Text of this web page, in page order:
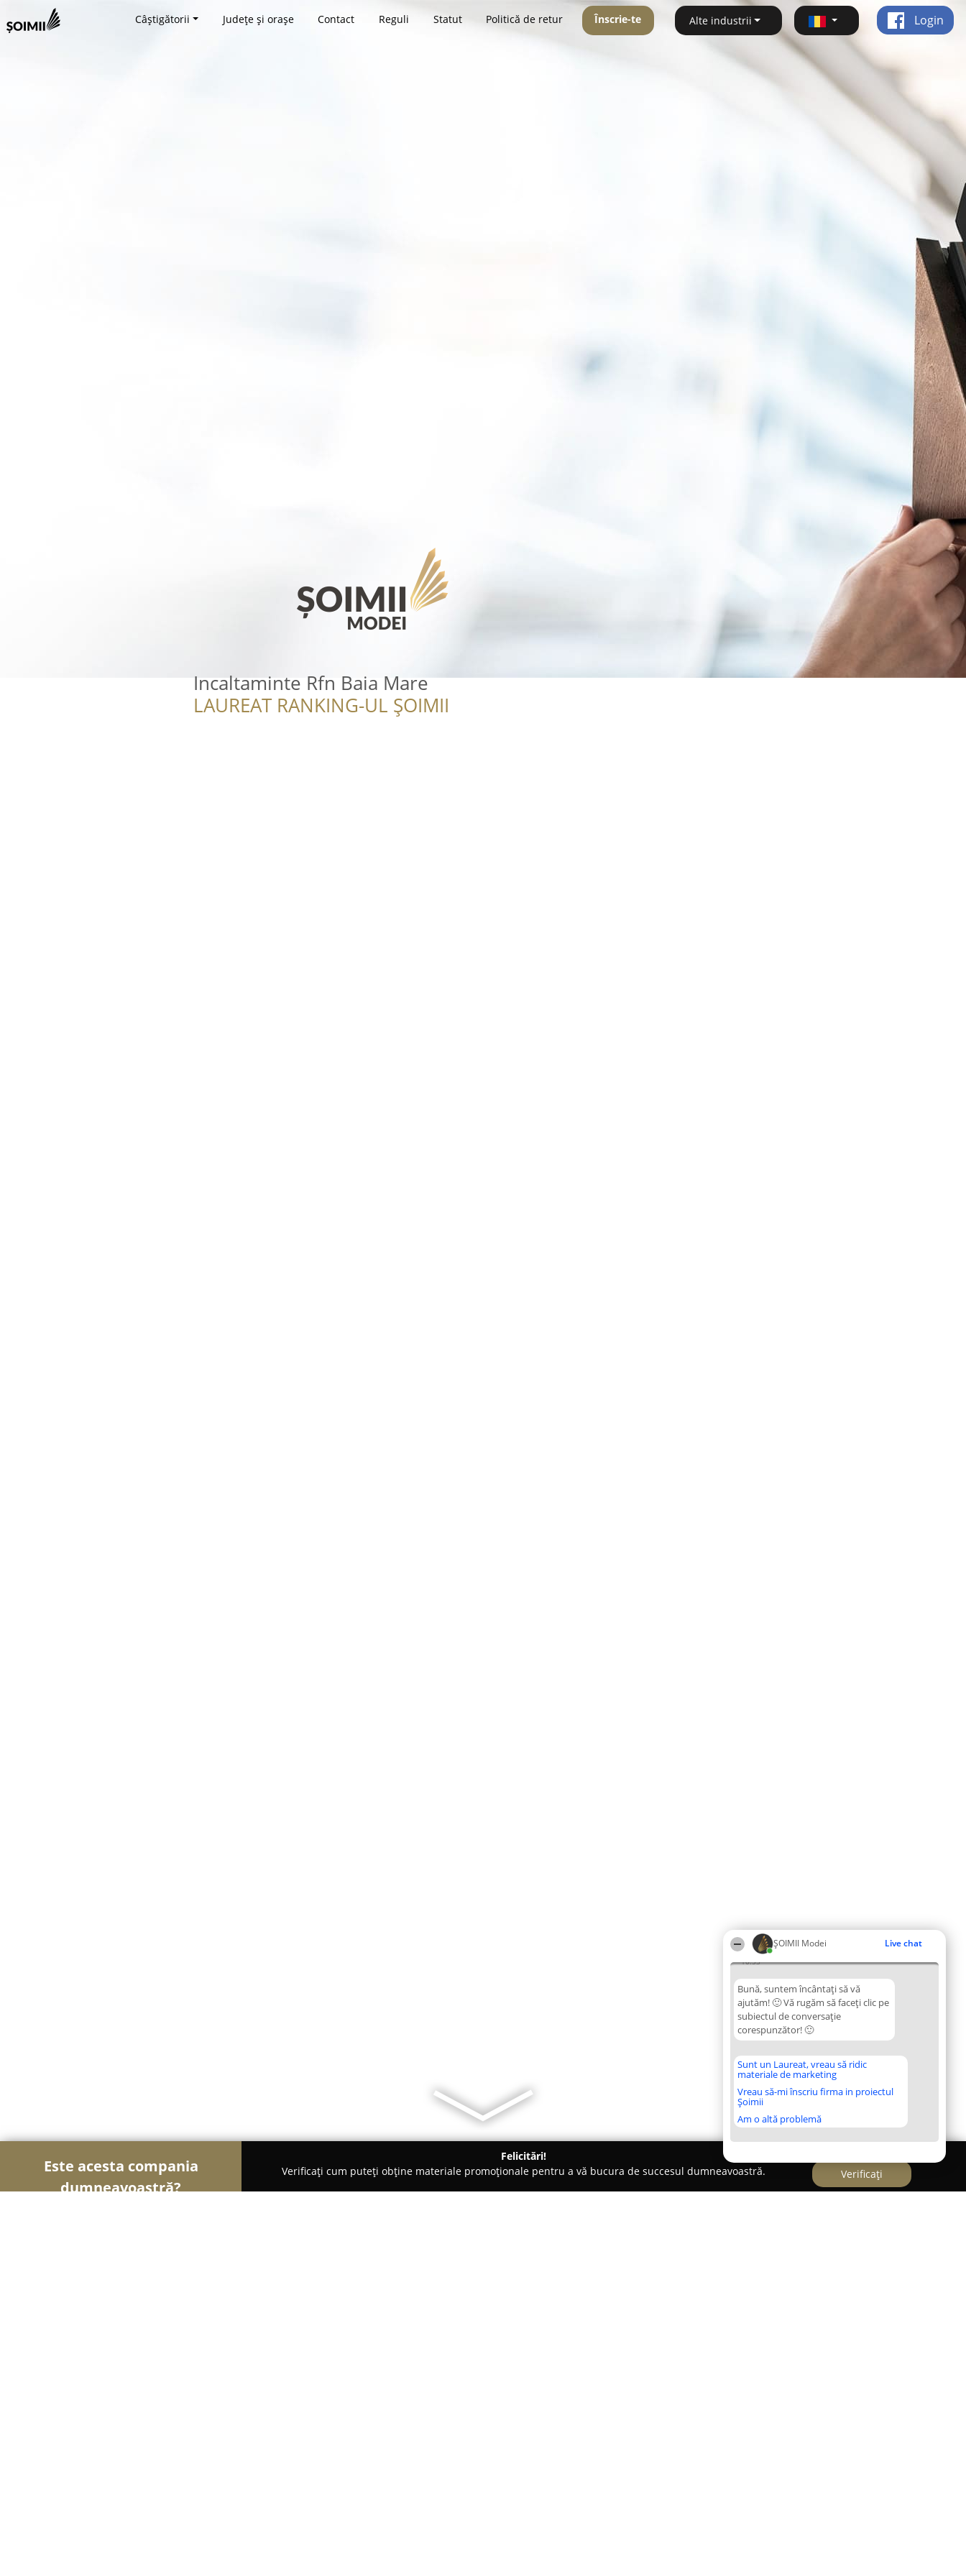
ȘOIMII Modei Live chat
10:53
Bună, suntem încântați să vă
ajutăm! 🙂 Vă rugăm să faceți clic pe
subiectul de conversație
corespunzător! 🙂
Sunt un Laureat, vreau să ridic
materiale de marketing
Vreau să-mi înscriu firma in proiectul
Șoimii
Am o altă problemă
Câștigătorii Județe și orașe Contact Reguli Statut Politică de retur Înscrie-te Alte industrii Login
Incaltaminte Rfn Baia Mare
LAUREAT RANKING-UL ȘOIMII
Este acesta compania
dumneavoastră?
Felicitări!
Verificați cum puteți obține materiale promoționale pentru a vă bucura de succesul dumneavoastră.
Verificați